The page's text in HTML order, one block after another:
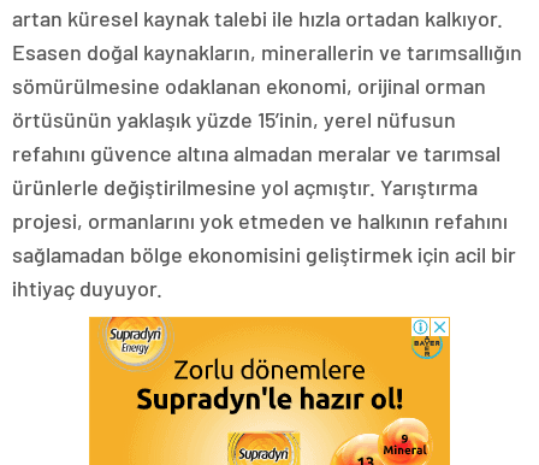
artan küresel kaynak talebi ile hızla ortadan kalkıyor.
Esasen doğal kaynakların, minerallerin ve tarımsallığın
sömürülmesine odaklanan ekonomi, orijinal orman
örtüsünün yaklaşık yüzde 15’inin, yerel nüfusun
refahını güvence altına almadan meralar ve tarımsal
ürünlerle değiştirilmesine yol açmıştır. Yarıştırma
projesi, ormanlarını yok etmeden ve halkının refahını
sağlamadan bölge ekonomisini geliştirmek için acil bir
ihtiyaç duyuyor.